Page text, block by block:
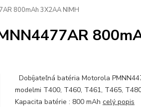
800mAh 3X2AA NIMH
Dobíjateľná batéria Motorola
modelmi T400, T460, T461, T465,
Kapacita batérie : 800 mAh celý popis